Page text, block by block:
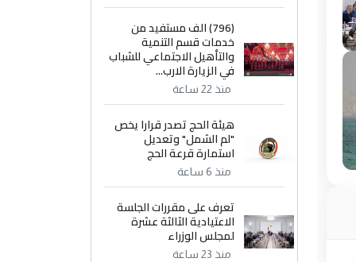
(796) الف مستفيد من
خدمات قسم التنمية
والتأهيل الاجتماعي للشباب
في الزيارة الارب...
منذ 22 ساعة
هيئة الحج تصدر قرارا يخص
"لم الشمل" وتعديل
استمارة قرعة الحج
منذ 6 ساعة
تعرف على مقررات الجلسة
الاعتيادية الثالثة عشرة
لمجلس الوزراء
منذ 23 ساعة